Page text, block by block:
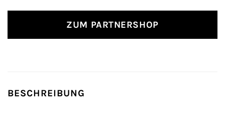
ZUM PARTNERSHOP
BESCHREIBUNG